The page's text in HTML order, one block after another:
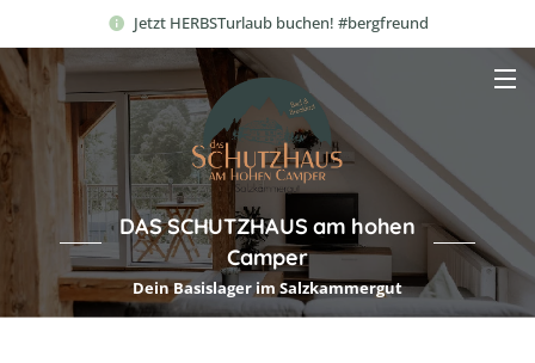
Jetzt HERBSTurlaub buchen! #bergfreund
DAS SCHUTZHAUS am hohen
Camper
Dein Basislager im Salzkammergut